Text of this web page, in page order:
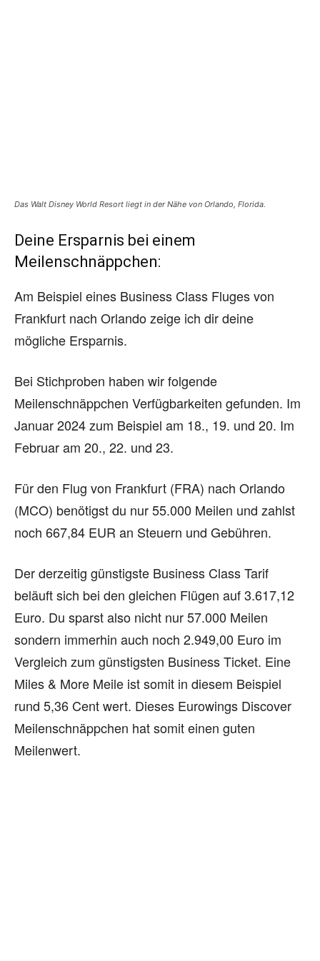
Das Walt Disney World Resort liegt in der Nähe von Orlando, Florida.
Deine Ersparnis bei einem
Meilenschnäppchen:
Am Beispiel eines Business Class Fluges von
Frankfurt nach Orlando zeige ich dir deine
mögliche Ersparnis.
Bei Stichproben haben wir folgende
Meilenschnäppchen Verfügbarkeiten gefunden. Im
Januar 2024 zum Beispiel am 18., 19. und 20. Im
Februar am 20., 22. und 23.
Für den Flug von Frankfurt (FRA) nach Orlando
(MCO) benötigst du nur 55.000 Meilen und zahlst
noch 667,84 EUR an Steuern und Gebühren.
Der derzeitig günstigste Business Class Tarif
beläuft sich bei den gleichen Flügen auf 3.617,12
Euro. Du sparst also nicht nur 57.000 Meilen
sondern immerhin auch noch 2.949,00 Euro im
Vergleich zum günstigsten Business Ticket. Eine
Miles & More Meile ist somit in diesem Beispiel
rund 5,36 Cent wert. Dieses Eurowings Discover
Meilenschnäppchen hat somit einen guten
Meilenwert.